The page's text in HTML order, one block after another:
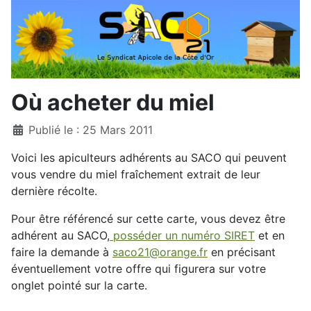
Où acheter du miel
DétailsPublié le : 25 Mars 2011
Voici les apiculteurs adhérents au SACO qui peuvent
vous vendre du miel fraîchement extrait de leur
dernière récolte.
Pour être référencé sur cette carte, vous devez être
adhérent au SACO, posséder un numéro SIRET et en
faire la demande à saco21@orange.fr en précisant
éventuellement votre offre qui figurera sur votre
onglet pointé sur la carte.